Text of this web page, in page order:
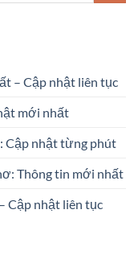
– Cập nhật liên tục
mới nhất
Cập nhật từng phút
Thông tin mới nhất
Cập nhật liên tục